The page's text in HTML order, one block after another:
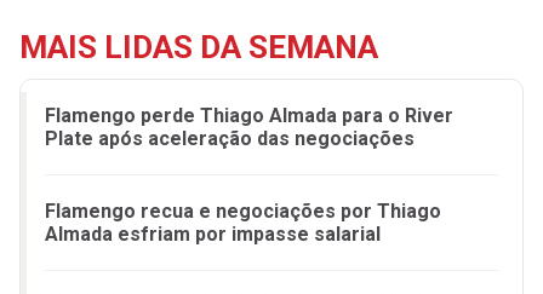
MAIS LIDAS DA SEMANA
Flamengo perde Thiago Almada para o River
Plate após aceleração das negociações
Flamengo recua e negociações por Thiago
Almada esfriam por impasse salarial